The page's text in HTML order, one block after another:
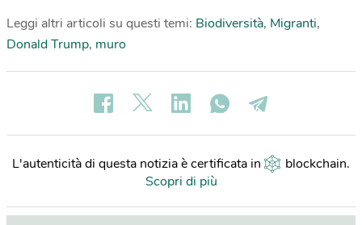
Leggi altri articoli su questi temi: Biodiversità, Migranti,
Donald Trump, muro
L'autenticità di questa notizia è certificata in blockchain.
Scopri di più